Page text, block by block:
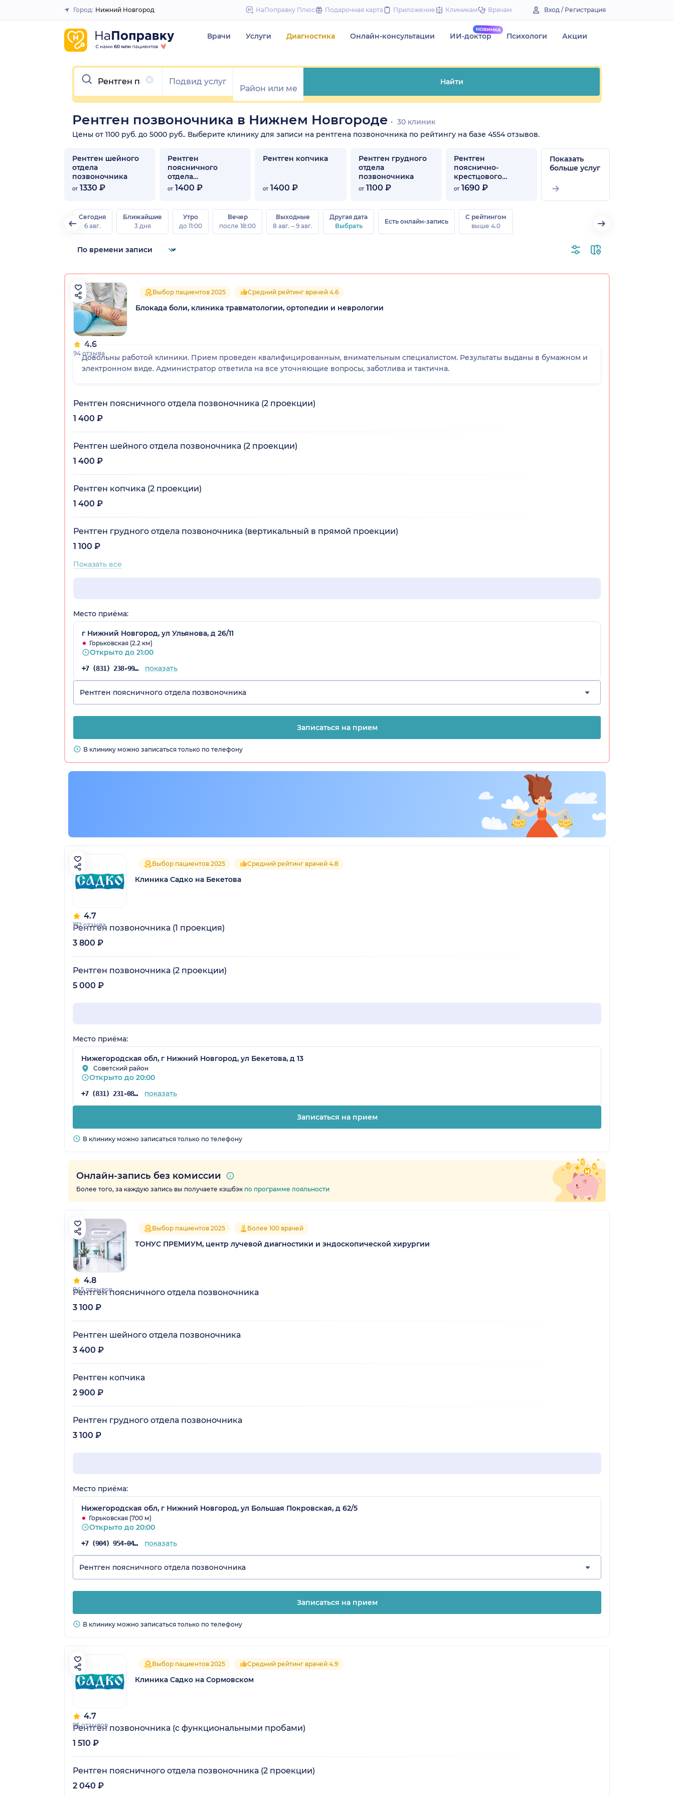
to
Закрыть
Город: Нижний Новгород НаПоправку Плюс Подарочная карта Приложение Клиникам Врачам Вход / Регистрация
Врачи Услуги Диагностика Онлайн-консультации ИИ-доктор Психологи Акции
Очистить
Найти
Рентген позвоночника в Нижнем Новгороде
30 клиник
Цены от 1100 руб. до 5000 руб.. Выберите клинику для записи на рентгена позвоночника по рейтингу на базе 4554 отзывов.
Рентген шейного
отдела
позвоночника
от 1330 ₽
Рентген
поясничного
отдела
позвоночника
от 1400 ₽
Рентген копчика
от 1400 ₽
Рентген грудного
отдела
позвоночника
от1100 ₽
Рентген
пояснично-
крестцового
отдела
от1690 ₽
Показать
больше услуг
Сегодня
6 авг.
Ближайшие
3 дня
Утро
до 11:00
Вечер
после 18:00
Выходные
8 авг. – 9 авг.
Другая дата
Выбрать
Есть онлайн-запись
С рейтингом
выше 4.0
4.6
94 отзыва
Выбор пациентов 2025 Средний рейтинг врачей 4.6
Блокада боли, клиника травматологии, ортопедии и неврологии
Довольны работой клиники. Прием проведен квалифицированным, внимательным специалистом. Результаты выданы в бумажном и
электронном виде. Администратор ответила на все уточняющие вопросы, заботлива и тактична.
Рентген поясничного отдела позвоночника (2 проекции)
1 400 ₽
Рентген шейного отдела позвоночника (2 проекции)
1 400 ₽
Рентген копчика (2 проекции)
1 400 ₽
Рентген грудного отдела позвоночника (вертикальный в прямой проекции)
1 100 ₽
Показать все
Место приёма:
г Нижний Новгород, ул Ульянова, д 26/11
Горьковская (2.2 км)
Открыто до 21:00
+7 (831) 238-99-14 показать
Рентген поясничного отдела позвоночника
Записаться на прием
В клинику можно записаться только по телефону
4.7
172 отзыва
Выбор пациентов 2025 Средний рейтинг врачей 4.8
Клиника Садко на Бекетова
Рентген позвоночника (1 проекция)
3 800 ₽
Рентген позвоночника (2 проекции)
5 000 ₽
Место приёма:
Нижегородская обл, г Нижний Новгород, ул Бекетова, д 13
Советский район
Открыто до 20:00
+7 (831) 231-08-16 показать
Записаться на прием
В клинику можно записаться только по телефону
Онлайн-запись без комиссии
Более того, за каждую запись вы получаете кэшбэк по программе лояльности
4.8
845 отзывов
Выбор пациентов 2025 Более 100 врачей
ТОНУС ПРЕМИУМ, центр лучевой диагностики и эндоскопической хирургии
Рентген поясничного отдела позвоночника
3 100 ₽
Рентген шейного отдела позвоночника
3 400 ₽
Рентген копчика
2 900 ₽
Рентген грудного отдела позвоночника
3 100 ₽
Место приёма:
Нижегородская обл, г Нижний Новгород, ул Большая Покровская, д 62/5
Горьковская (700 м)
Открыто до 20:00
+7 (904) 954-04-36 показать
Рентген поясничного отдела позвоночника
Записаться на прием
В клинику можно записаться только по телефону
4.7
95 отзывов
Выбор пациентов 2025 Средний рейтинг врачей 4.9
Клиника Садко на Сормовском
Рентген позвоночника (с функциональными пробами)
1 510 ₽
Рентген поясничного отдела позвоночника (2 проекции)
2 040 ₽